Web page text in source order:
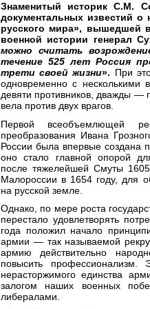
Знаменитый историк С.М.
документальных известий
русского мира», вышедшей в
военной истории генерал
можно считать
течение 525 лет Россия
трети своей жизни». При
одновременно с несколькими
девяти противников, дважды —
вела против двух врагов.
Первой всеобъемлющей
преобразования Ивана
России была впервые создана
оно стало главной опорой
после тяжелейшей Смуты
Малороссии в 1654 году, для
на русской земле.
Однако, по мере роста
перестало удовлетворять
года положил начало
армии — так называемой
армию действительно
повысить профессионализм.
нерасторжимого единства
залогом наших военных
либералами.